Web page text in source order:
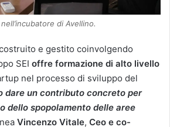
di Avellino.
e gestito coinvolgendo
SEI offre formazione di alto livello
nel processo di sviluppo del
dare un contributo concreto per
dello spopolamento delle aree
Vincenzo Vitale, Ceo e co-